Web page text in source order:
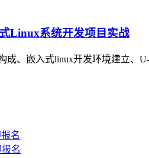
Linux系统开发项目实战
成、嵌入式linux开发环境建立、
名
名